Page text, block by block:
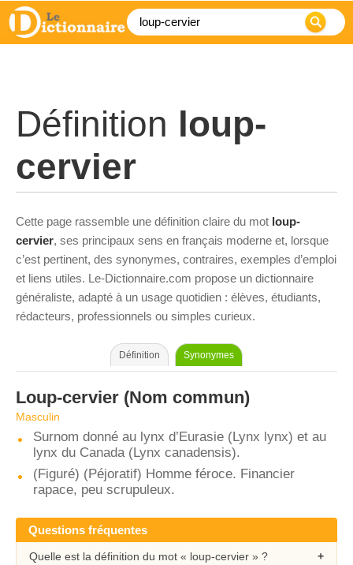
Définition loup-
cervier
Cette page rassemble une définition claire du mot loup-
cervier, ses principaux sens en français moderne et, lorsque
c’est pertinent, des synonymes, contraires, exemples d’emploi
et liens utiles. Le-Dictionnaire.com propose un dictionnaire
généraliste, adapté à un usage quotidien : élèves, étudiants,
rédacteurs, professionnels ou simples curieux.
Définition Synonymes
Loup-cervier (Nom commun)
Masculin
Surnom donné au lynx d’Eurasie (Lynx lynx) et au
lynx du Canada (Lynx canadensis).
(Figuré) (Péjoratif) Homme féroce. Financier
rapace, peu scrupuleux.
Questions fréquentes
Quelle est la définition du mot « loup-cervier » ?